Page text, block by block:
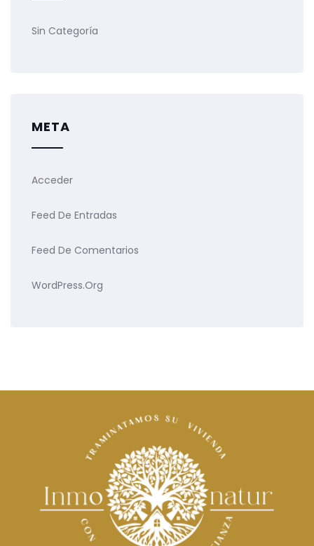
Sin Categoría
META
Acceder
Feed De Entradas
Feed De Comentarios
WordPress.org